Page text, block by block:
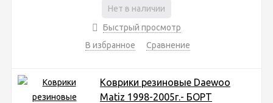
Нет в наличии
Быстрый просмотр
В избранное
Сравнение
Коврики резиновые Daewoo
Matiz 1998-2005г.- БОРТ